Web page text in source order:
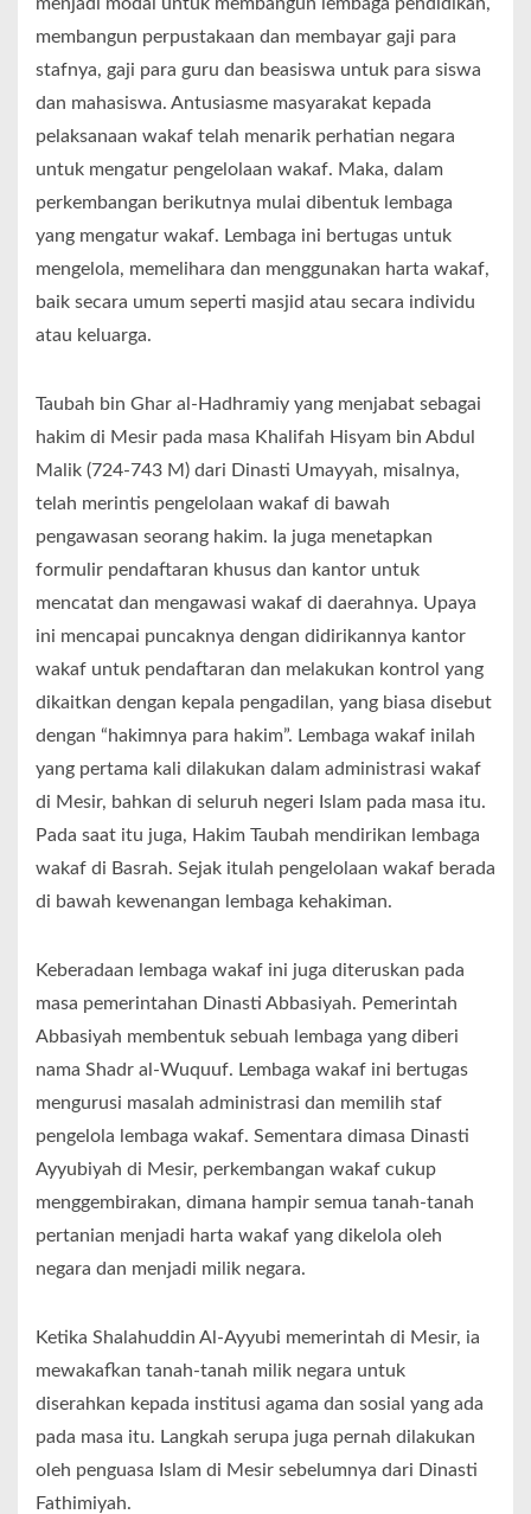
membangun perpustakaan dan membayar gaji para
stafnya, gaji para guru dan beasiswa untuk para siswa
dan mahasiswa. Antusiasme masyarakat kepada
pelaksanaan wakaf telah menarik perhatian negara
untuk mengatur pengelolaan wakaf. Maka, dalam
perkembangan berikutnya mulai dibentuk lembaga
yang mengatur wakaf. Lembaga ini bertugas untuk
mengelola, memelihara dan menggunakan harta wakaf,
baik secara umum seperti masjid atau secara individu
atau keluarga.
Taubah bin Ghar al-Hadhramiy yang menjabat sebagai
hakim di Mesir pada masa Khalifah Hisyam bin Abdul
Malik (724-743 M) dari Dinasti Umayyah, misalnya,
telah merintis pengelolaan wakaf di bawah
pengawasan seorang hakim. Ia juga menetapkan
formulir pendaftaran khusus dan kantor untuk
mencatat dan mengawasi wakaf di daerahnya. Upaya
ini mencapai puncaknya dengan didirikannya kantor
wakaf untuk pendaftaran dan melakukan kontrol yang
dikaitkan dengan kepala pengadilan, yang biasa disebut
dengan “hakimnya para hakim”. Lembaga wakaf inilah
yang pertama kali dilakukan dalam administrasi wakaf
di Mesir, bahkan di seluruh negeri Islam pada masa itu.
Pada saat itu juga, Hakim Taubah mendirikan lembaga
wakaf di Basrah. Sejak itulah pengelolaan wakaf berada
di bawah kewenangan lembaga kehakiman.
Keberadaan lembaga wakaf ini juga diteruskan pada
masa pemerintahan Dinasti Abbasiyah. Pemerintah
Abbasiyah membentuk sebuah lembaga yang diberi
nama Shadr al-Wuquuf. Lembaga wakaf ini bertugas
mengurusi masalah administrasi dan memilih staf
pengelola lembaga wakaf. Sementara dimasa Dinasti
Ayyubiyah di Mesir, perkembangan wakaf cukup
menggembirakan, dimana hampir semua tanah-tanah
pertanian menjadi harta wakaf yang dikelola oleh
negara dan menjadi milik negara.
Ketika Shalahuddin Al-Ayyubi memerintah di Mesir, ia
mewakafkan tanah-tanah milik negara untuk
diserahkan kepada institusi agama dan sosial yang ada
pada masa itu. Langkah serupa juga pernah dilakukan
oleh penguasa Islam di Mesir sebelumnya dari Dinasti
Fathimiyah.